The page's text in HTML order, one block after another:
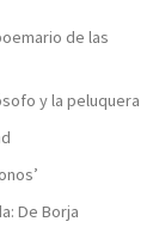
de las
y la peluquera
De Borja